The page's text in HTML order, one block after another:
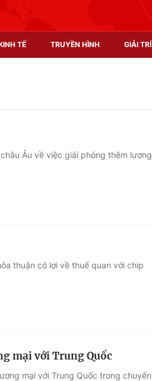
TẾ TRUYỀN HÌNH GIẢI TRÍ
Tuyển sinh
Học trực tuyến
Âu về việc giải phóng thêm lượng
thuận có lợi về thuế quan với chip
mại với Trung Quốc
mại với Trung Quốc trong chuyến